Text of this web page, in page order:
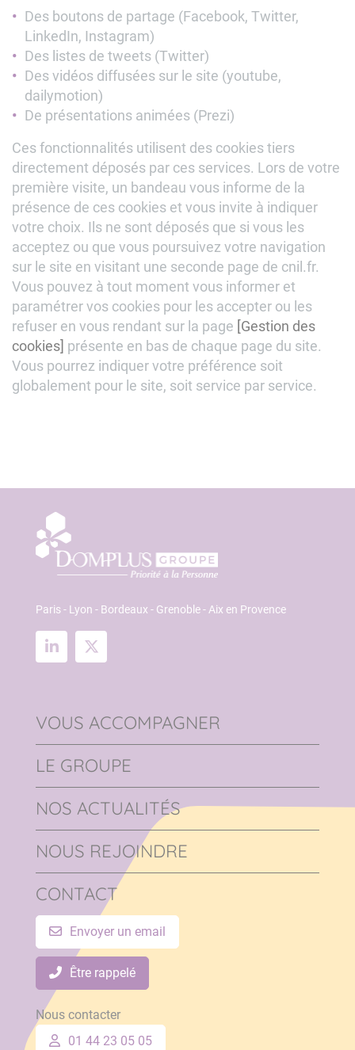
Des boutons de partage (Facebook, Twitter,
LinkedIn, Instagram)
Des listes de tweets (Twitter)
Des vidéos diffusées sur le site (youtube,
dailymotion)
De présentations animées (Prezi)
Ces fonctionnalités utilisent des cookies tiers
directement déposés par ces services. Lors de votre
première visite, un bandeau vous informe de la
présence de ces cookies et vous invite à indiquer
votre choix. Ils ne sont déposés que si vous les
acceptez ou que vous poursuivez votre navigation
sur le site en visitant une seconde page de cnil.fr.
Vous pouvez à tout moment vous informer et
paramétrer vos cookies pour les accepter ou les
refuser en vous rendant sur la page [Gestion des
cookies] présente en bas de chaque page du site.
Vous pourrez indiquer votre préférence soit
globalement pour le site, soit service par service.
Paris - Lyon - Bordeaux - Grenoble - Aix en Provence
VOUS ACCOMPAGNER
LE GROUPE
NOS ACTUALITÉS
NOUS REJOINDRE
CONTACT
Envoyer un email
Être rappelé
Nous contacter
01 44 23 05 05